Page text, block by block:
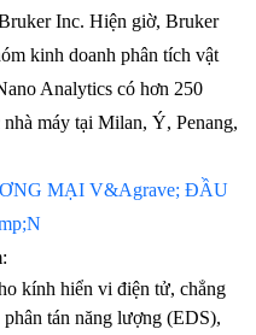
Inc. Hiện giờ, Bruker
kinh doanh phân tích vật
Analytics có hơn 250
máy tại Milan, Ý, Penang,
kính hiển vi điện tử, chẳng
tán năng lượng (EDS),